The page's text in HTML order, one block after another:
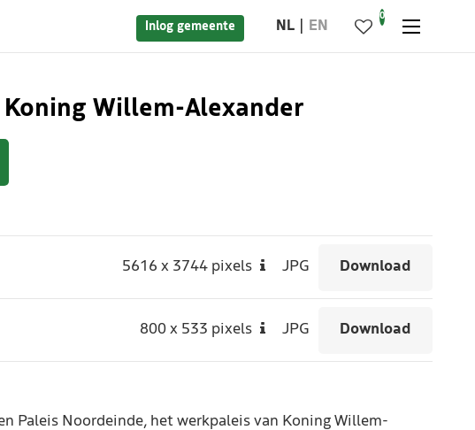
Inlog gemeente NL EN
0
Willem-Alexander
5616x 3744 pixels JPG Download
800x 533 pixels JPG Download
Paleis Noordeinde, het werkpaleis van Koning Willem-